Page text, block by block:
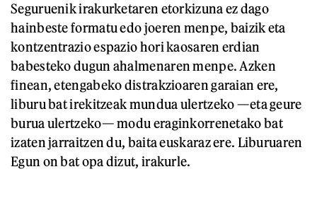
Seguruenik irakurketaren etorkizuna ez dago
hainbeste formatu edo joeren menpe, baizik eta
kontzentrazio espazio hori kaosaren erdian
babesteko dugun ahalmenaren menpe. Azken
finean, etengabeko distrakzioaren garaian ere,
liburu bat irekitzeak mundua ulertzeko —eta geure
burua ulertzeko— modu eraginkorrenetako bat
izaten jarraitzen du, baita euskaraz ere. Liburuaren
Egun on bat opa dizut, irakurle.